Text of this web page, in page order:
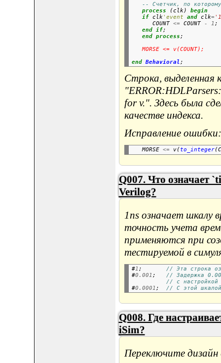
-- Счетчик, по
process (clk) begin
if clk 'event and clk=
      COUNT
<= COUNT - 1;
end if;
end process
   MORSE <= v(COUNT);
end Behavioral;
Строка,
for v.". Здесь была
качестве индекса.
Исправление ошибки:
   MORSE
<= v( to_integer
Q007. Что означает
Verilog?
1ns означает шкалу
точность учета
применяются при
тестируемой в
#1; // Эта строка
#0.001; // Задержка
// с
#0.0001; // С этой шкалой
Q008. Где
iSim?
Переключите